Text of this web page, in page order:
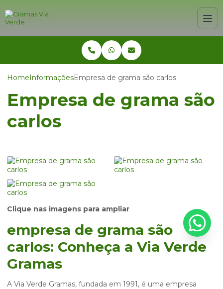
HomeInformaçõesEmpresa de grama são carlos
Empresa de grama são
carlos
Clique nas imagens para ampliar
empresa de grama são
carlos: Conheça a Via Verde
Gramas
A Via Verde Gramas, fundada em 1991, é uma empresa